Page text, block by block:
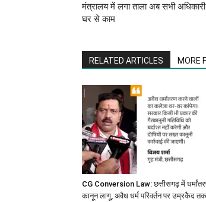
मंत्रालय में लगा ताला अब सभी
घर से काम
RELATED ARTICLES MORE
CG Conversion Law: छत्तीसगढ़ में
कानून लागू, अवैध धर्म परिवर्तन पर उम्रकैद तक